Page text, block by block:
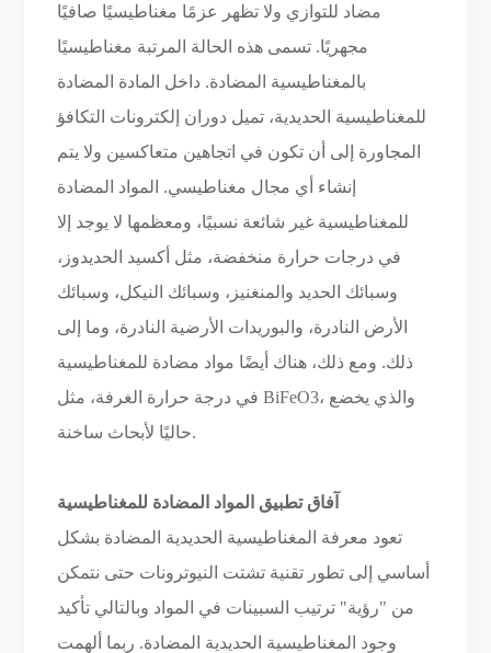
مضاد للتوازي ولا تظهر عزمًا مغناطيسيًا صافيًا
مجهريًا. تسمى هذه الحالة المرتبة مغناطيسيًا
بالمغناطيسية المضادة. داخل المادة المضادة
للمغناطيسية الحديدية، تميل دوران إلكترونات التكافؤ
المجاورة إلى أن تكون في اتجاهين متعاكسين ولا يتم
إنشاء أي مجال مغناطيسي. المواد المضادة
للمغناطيسية غير شائعة نسبيًا، ومعظمها لا يوجد إلا
في درجات حرارة منخفضة، مثل أكسيد الحديدوز،
وسبائك الحديد والمنغنيز، وسبائك النيكل، وسبائك
الأرض النادرة، والبوريدات الأرضية النادرة، وما إلى
ذلك. ومع ذلك، هناك أيضًا مواد مضادة للمغناطيسية
في درجة حرارة الغرفة، مثل BiFeO3، والذي يخضع
حاليًا لأبحاث ساخنة.
آفاق تطبيق المواد المضادة للمغناطيسية
تعود معرفة المغناطيسية الحديدية المضادة بشكل
أساسي إلى تطور تقنية تشتت النيوترونات حتى نتمكن
من "رؤية" ترتيب السبينات في المواد وبالتالي تأكيد
وجود المغناطيسية الحديدية المضادة. ربما ألهمت